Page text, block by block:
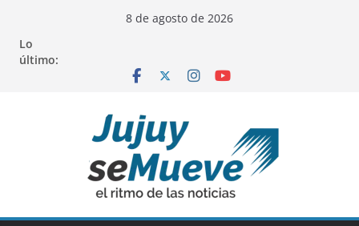
contenido
8 de agosto de 2026
Lo
último: